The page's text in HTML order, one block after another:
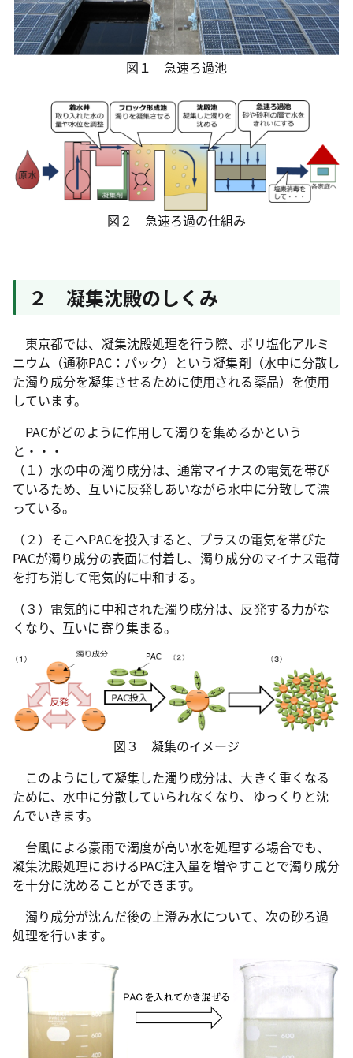
図１ 急速ろ過池
図２ 急速ろ過の仕組み
２ 凝集沈殿のしくみ
東京都では、凝集沈殿処理を行う際、ポリ塩化アルミ
ニウム（通称PAC：パック）という凝集剤（水中に分散し
た濁り成分を凝集させるために使用される薬品）を使用
しています。
PACがどのように作用して濁りを集めるかという
と・・・
（１）水の中の濁り成分は、通常マイナスの電気を帯び
ているため、互いに反発しあいながら水中に分散して漂
っている。
（２）そこへPACを投入すると、プラスの電気を帯びた
PACが濁り成分の表面に付着し、濁り成分のマイナス電荷
を打ち消して電気的に中和する。
（３）電気的に中和された濁り成分は、反発する力がな
くなり、互いに寄り集まる。
図３ 凝集のイメージ
このようにして凝集した濁り成分は、大きく重くなる
ために、水中に分散していられなくなり、ゆっくりと沈
んでいきます。
台風による豪雨で濁度が高い水を処理する場合でも、
凝集沈殿処理におけるPAC注入量を増やすことで濁り成分
を十分に沈めることができます。
濁り成分が沈んだ後の上澄み水について、次の砂ろ過
処理を行います。